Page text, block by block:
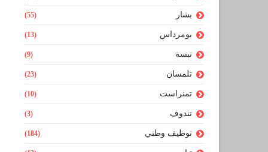
بشار (55)
بومرداس (13)
تبسة (9)
تلمسان (23)
تمنراست (10)
تندوف (3)
توظيف وطني (184)